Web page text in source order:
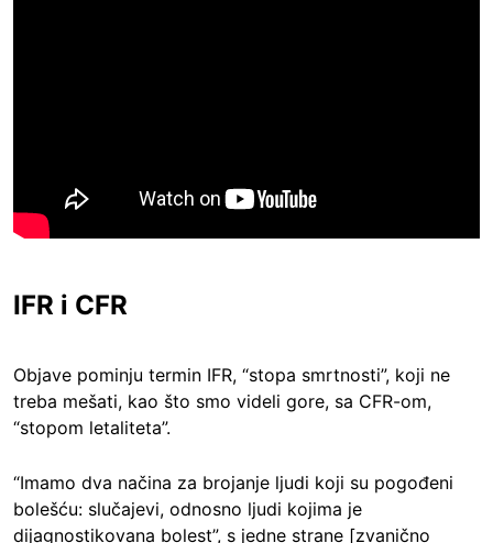
IFR i CFR
Objave pominju termin IFR, “stopa smrtnosti”, koji ne
treba mešati, kao što smo videli gore, sa CFR-om,
“stopom letaliteta”.
“Imamo dva načina za brojanje ljudi koji su pogođeni
bolešću: slučajevi, odnosno ljudi kojima je
dijagnostikovana bolest”, s jedne strane [zvanično